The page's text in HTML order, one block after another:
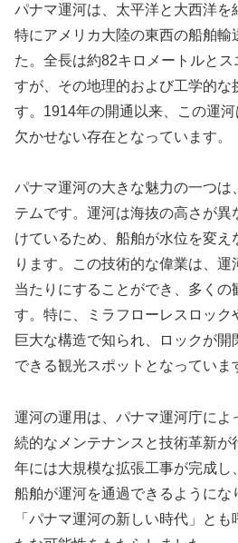
パナマ運河は、太平洋と大西洋を
特にアメリカ大陸の東西の船舶輸
た。全長は約82キロメートルと
すが、その地理的および工学的な
す。1914年の開通以来、この運
欠かせない存在となっています。
パナマ運河の大きな魅力の一つは
テムです。運河は海抜の高さが異
けているため、船舶が水位を変え
ります。この技術的な偉業は、
当たりにすることができ、多くの
す。特に、ミラフローレスロック
巨大な構造で知られ、ロックが
できる観光スポットとなっていま
運河の運用は、パナマ運河庁によ
続的なメンテナンスと技術革新が
年には大規模な拡張工事が完成し
船舶が運河を通過できるようにな
「パナマ運河の新しい時代」と